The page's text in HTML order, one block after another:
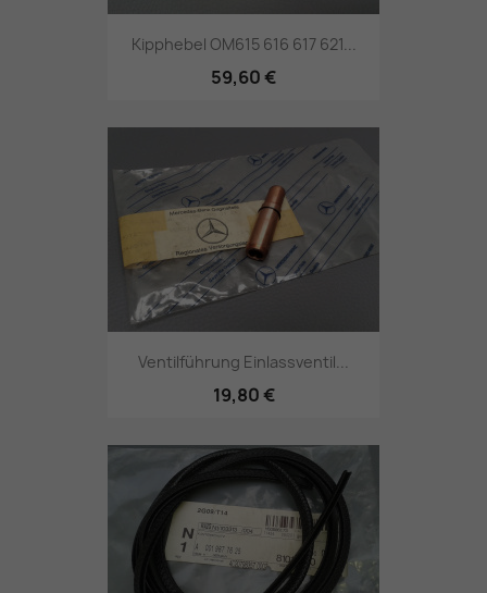
Kipphebel OM615 616 617 621...
59,60 €
Ventilführung Einlassventil...
19,80 €